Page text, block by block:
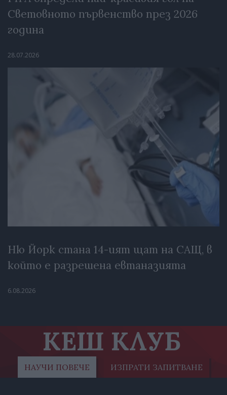
Световното първенство през 2026
година
28.07.2026
Ню Йорк стана 14-ият щат на САЩ, в
който е разрешена евтаназията
6.08.2026
КЕШ КЛУБ
НАУЧИ ПОВЕЧЕ ИЗПРАТИ ЗАПИТВАНЕ